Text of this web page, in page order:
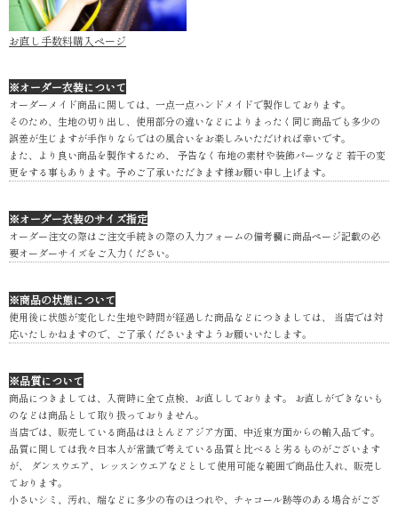
お直し手数料購入ページ
※オーダー衣装について
オーダーメイド商品に関しては、一点一点ハンドメイドで製作しております。
そのため、生地の切り出し、使用部分の違いなどによりまったく同じ商品でも多少の
誤差が生じますが手作りならではの風合いをお楽しみいただければ幸いです。
また、より良い商品を製作するため、 予告なく布地の素材や装飾パーツなど 若干の変
更をする事もあります。予めご了承いただきます様お願い申し上げます。
※オーダー衣装のサイズ指定
オーダー注文の際はご注文手続きの際の入力フォームの備考欄に商品ページ記載の必
要オーダーサイズをご入力ください。
※商品の状態について
使用後に状態が変化した生地や時間が経過した商品などにつきましては、 当店では対
応いたしかねますので、ご了承くださいますようお願いいたします。
※品質について
商品につきましては、入荷時に全て点検、お直ししております。 お直しができないも
のなどは商品として取り扱っておりません。
当店では、販売している商品はほとんどアジア方面、中近東方面からの輸入品です。
品質に関しては我々日本人が常識で考えている品質と比べると劣るものがございます
が、 ダンスウエア、レッスンウエアなどとして使用可能な範囲で商品仕入れ、販売し
ております。
小さいシミ、汚れ、端などに多少の布のほつれや、チャコール跡等のある場合がござ